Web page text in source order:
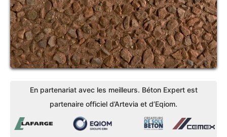
En partenariat avec les meilleurs. Béton Expert est
partenaire officiel d’Artevia et d’Eqiom.